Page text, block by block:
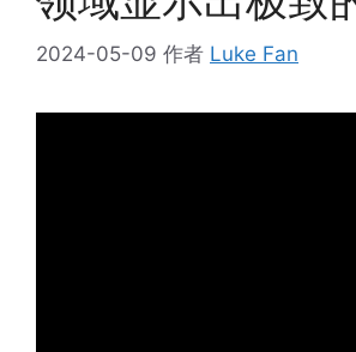
2024-05-09 作者 Luke Fan